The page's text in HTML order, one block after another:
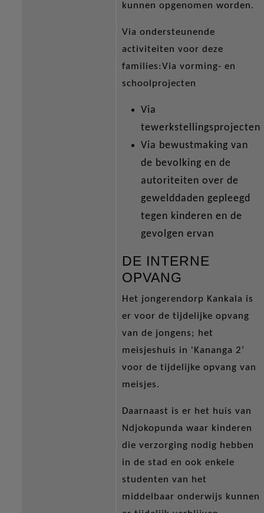
kunnen opgenomen worden.
Via ondersteunende
activiteiten voor deze
families:Via vorming- en
schoolprojecten
Via
tewerkstellingsprojecten
Via bewustmaking van
de bevolking en de
autoriteiten over de
gewelddaden gepleegd
tegen kinderen en de
gevolgen ervan
DE INTERNE
OPVANG
Het jongerendorp Kankala is
er voor de tijdelijke opvang
van de jongens; het
meisjeshuis in 'Kananga 2’
voor de tijdelijke opvang van
meisjes.
Daarnaast is er het huis van
Ndjokopunda waar kinderen
die verzorging nodig hebben
in de stad en ook enkele
studenten van het
middelbaar onderwijs kunnen